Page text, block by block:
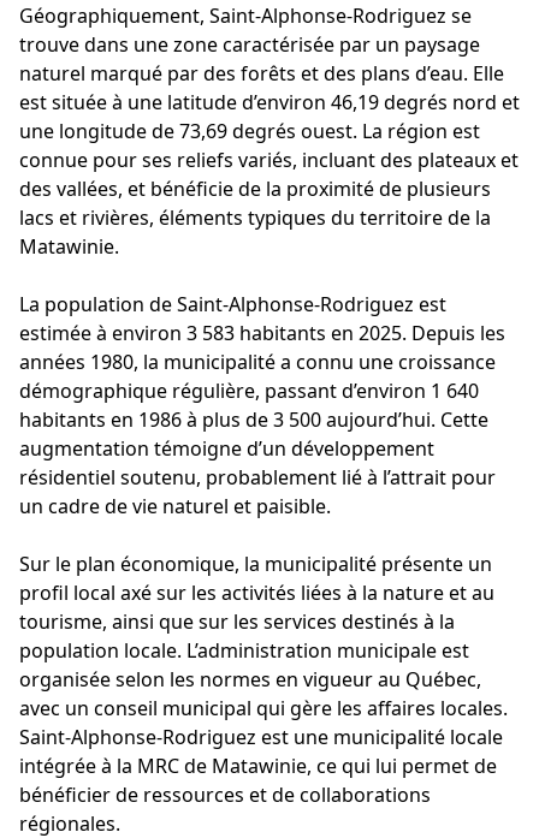
Géographiquement, Saint-Alphonse-Rodriguez se
trouve dans une zone caractérisée par un paysage
naturel marqué par des forêts et des plans d’eau. Elle
est située à une latitude d’environ 46,19 degrés nord et
une longitude de 73,69 degrés ouest. La région est
connue pour ses reliefs variés, incluant des plateaux et
des vallées, et bénéficie de la proximité de plusieurs
lacs et rivières, éléments typiques du territoire de la
Matawinie.
La population de Saint-Alphonse-Rodriguez est
estimée à environ 3 583 habitants en 2025. Depuis les
années 1980, la municipalité a connu une croissance
démographique régulière, passant d’environ 1 640
habitants en 1986 à plus de 3 500 aujourd’hui. Cette
augmentation témoigne d’un développement
résidentiel soutenu, probablement lié à l’attrait pour
un cadre de vie naturel et paisible.
Sur le plan économique, la municipalité présente un
profil local axé sur les activités liées à la nature et au
tourisme, ainsi que sur les services destinés à la
population locale. L’administration municipale est
organisée selon les normes en vigueur au Québec,
avec un conseil municipal qui gère les affaires locales.
Saint-Alphonse-Rodriguez est une municipalité locale
intégrée à la MRC de Matawinie, ce qui lui permet de
bénéficier de ressources et de collaborations
régionales.